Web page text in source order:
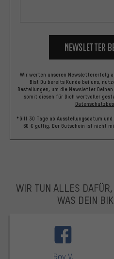
Newsletter
Wir werten unseren Newslettererfolg
Bist Du bereits Kunde bei uns,
Bestellungen, um die Newsletter
somit diesen für Dich wertvoller
*Gilt 30 Tage ab Ausstellungsdatum
60 € gültig. Der Gutschein ist nicht
WIR TUN ALLES
WAS DEIN
Roy V.